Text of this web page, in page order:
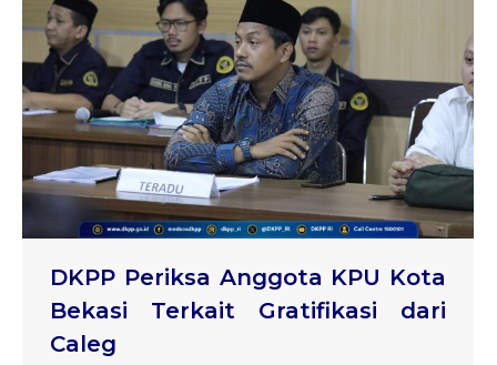
DKPP Periksa Anggota KPU Kota
Bekasi Terkait Gratifikasi dari
Caleg